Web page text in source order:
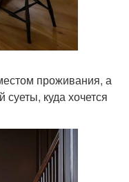
проживания, а
куда хочется